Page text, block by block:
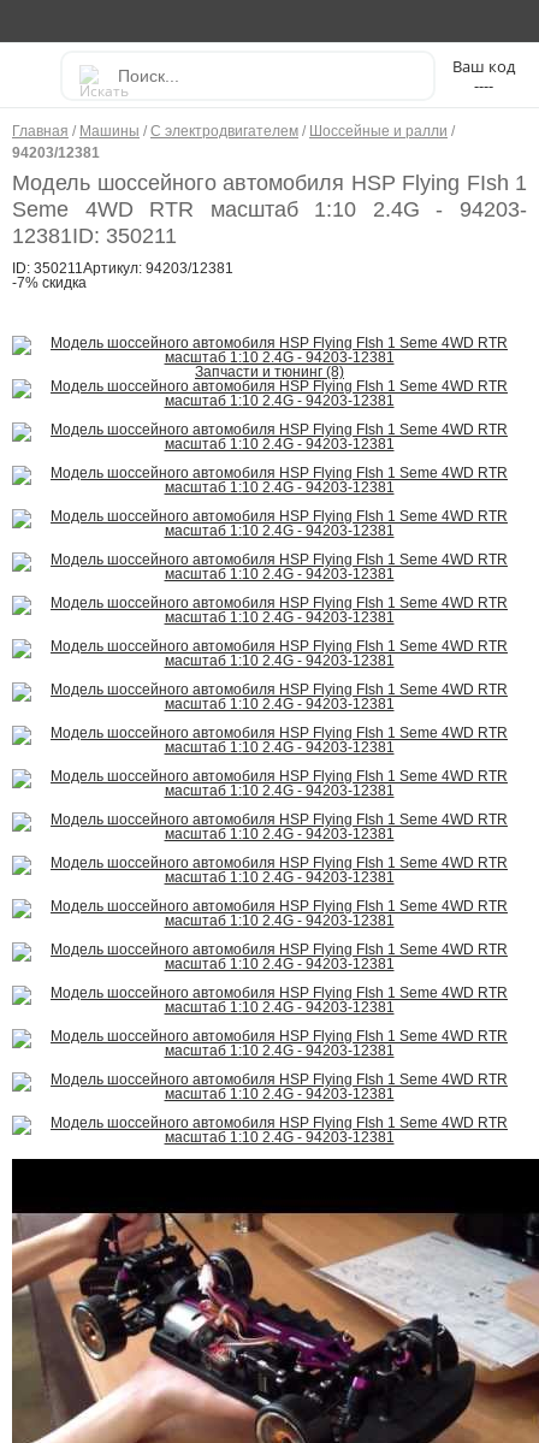
----
Главная / Машины / С электродвигателем / Шоссейные и ралли /
94203/12381
Модель шоссейного автомобиля HSP Flying FIsh 1
Seme 4WD RTR масштаб 1:10 2.4G - 94203-
12381ID: 350211
ID: 350211Артикул: 94203/12381
-7% скидка
Запчасти и тюнинг (8)